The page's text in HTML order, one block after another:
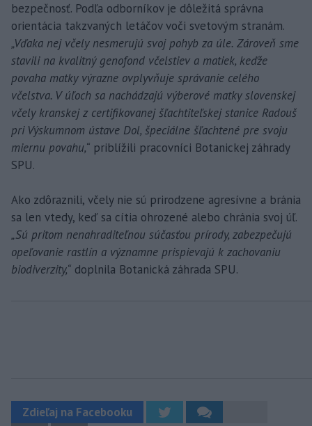
bezpečnosť. Podľa odborníkov je dôležitá správna
orientácia takzvaných letáčov voči svetovým stranám.
„Vďaka nej včely nesmerujú svoj pohyb za úle. Zároveň sme
stavili na kvalitný genofond včelstiev a matiek, keďže
povaha matky výrazne ovplyvňuje správanie celého
včelstva. V úľoch sa nachádzajú výberové matky slovenskej
včely kranskej z certifikovanej šľachtiteľskej stanice Radouš
pri Výskumnom ústave Dol, špeciálne šľachtené pre svoju
miernu povahu,“ priblížili pracovníci Botanickej záhrady
SPU.
Ako zdôraznili, včely nie sú prirodzene agresívne a bránia
sa len vtedy, keď sa cítia ohrozené alebo chránia svoj úľ.
„Sú pritom nenahraditeľnou súčasťou prírody, zabezpečujú
opeľovanie rastlín a významne prispievajú k zachovaniu
biodiverzity,“ doplnila Botanická záhrada SPU.
Zdieľaj na Facebooku